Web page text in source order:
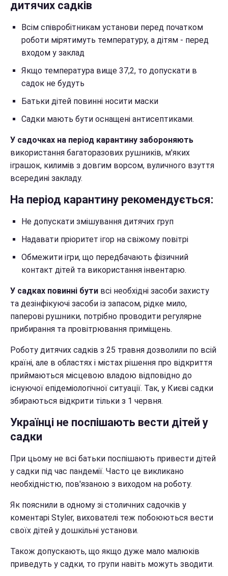
дитячих садків
Всім співробітникам установи перед початком
роботи мірятимуть температуру, а дітям - перед
входом у заклад
Якщо температура вище 37,2, то допускати в
садок не будуть
Батьки дітей повинні носити маски
Садки мають бути оснащені антисептиками.
У садочках на період карантину забороняють
використання багаторазових рушників, м'яких
іграшок, килимів з довгим ворсом, вуличного взуття
всередині закладу.
На період карантину рекомендується:
Не допускати змішування дитячих груп
Надавати пріоритет ігор на свіжому повітрі
Обмежити ігри, що передбачають фізичний
контакт дітей та використання інвентарю.
У садках повинні бути всі необхідні засоби захисту
та дезінфікуючі засоби із запасом, рідке мило,
паперові рушники, потрібно проводити регулярне
прибирання та провітрювання приміщень.
Роботу дитячих садків з 25 травня дозволили по всій
країні, але в областях і містах рішення про відкриття
приймаються місцевою владою відповідно до
існуючої епідеміологічної ситуації. Так, у Києві садки
збираються відкрити тільки з 1 червня.
Українці не поспішають вести дітей у
садки
При цьому не всі батьки поспішають привести дітей
у садки під час пандемії. Часто це викликано
необхідністю, пов'язаною з виходом на роботу.
Як пояснили в одному зі столичних садочків у
коментарі Styler, вихователі теж побоюються вести
своїх дітей у дошкільні установи.
Також допускають, що якщо дуже мало малюків
приведуть у садки, то групи навіть можуть зводити.